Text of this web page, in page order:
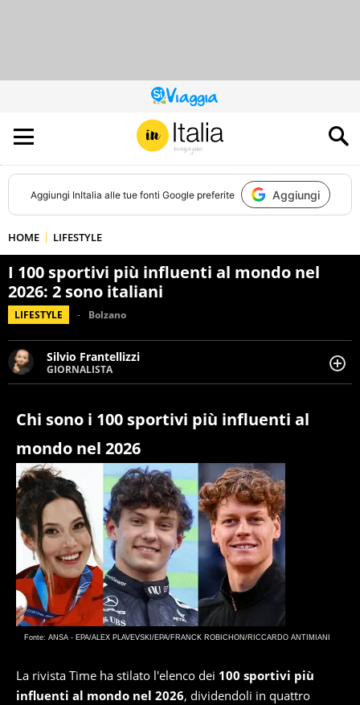
QUESTO
SITO
CONTRIBUISCE
ALL’AUDIENCE
DI
Aggiungi InItalia alle tue fonti Google preferite Aggiungi
HOME LIFESTYLE
I 100 sportivi più influenti al mondo nel
2026: 2 sono italiani
LIFESTYLE Bolzano
Silvio Frantellizzi
GIORNALISTA
Giornalista pubblicista. Da oltre dieci anni si occupa di
cronaca, motori, spettacolo e videogame.
Chi sono i 100 sportivi più influenti al
mondo nel 2026
Fonte: ANSA - EPA/ALEX PLAVEVSKI/EPA/FRANCK ROBICHON/RICCARDO ANTIMIANI
La rivista Time ha stilato l'elenco dei 100 sportivi più
influenti al mondo nel 2026, dividendoli in quattro